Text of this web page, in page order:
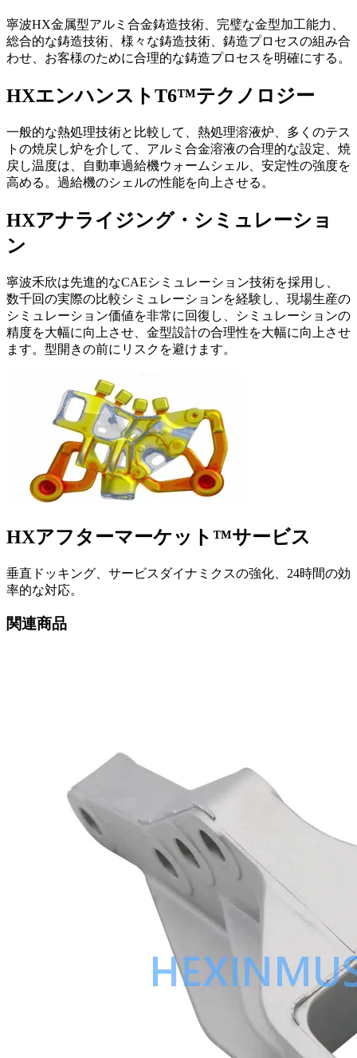
寧波HX金属型アルミ合金鋳造技術、完璧な金型加工能力、
総合的な鋳造技術、様々な鋳造技術、鋳造プロセスの組み合
わせ、お客様のために合理的な鋳造プロセスを明確にする。
HXエンハンストT6™テクノロジー
一般的な熱処理技術と比較して、熱処理溶液炉、多くのテス
トの焼戻し炉を介して、アルミ合金溶液の合理的な設定、焼
戻し温度は、自動車過給機ウォームシェル、安定性の強度を
高める。過給機のシェルの性能を向上させる。
HXアナライジング・シミュレーショ
ン
寧波禾欣は先進的なCAEシミュレーション技術を採用し、
数千回の実際の比較シミュレーションを経験し、現場生産の
シミュレーション価値を非常に回復し、シミュレーションの
精度を大幅に向上させ、金型設計の合理性を大幅に向上させ
ます。型開きの前にリスクを避けます。
HXアフターマーケット™サービス
垂直ドッキング、サービスダイナミクスの強化、24時間の効
率的な対応。
関連商品